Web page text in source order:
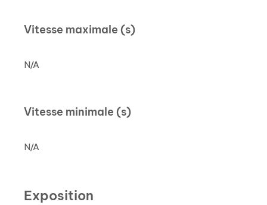
Vitesse maximale (s)
N/A
Vitesse minimale (s)
N/A
Exposition